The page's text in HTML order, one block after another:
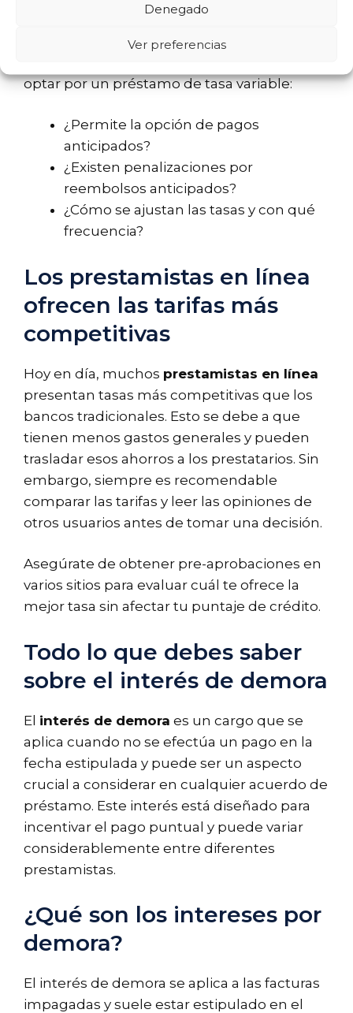
Denegado
Ver preferencias
optar por un préstamo de tasa variable:
¿Permite la opción de pagos
anticipados?
¿Existen penalizaciones por
reembolsos anticipados?
¿Cómo se ajustan las tasas y con qué
frecuencia?
Los prestamistas en línea
ofrecen las tarifas más
competitivas
Hoy en día, muchos prestamistas en línea
presentan tasas más competitivas que los
bancos tradicionales. Esto se debe a que
tienen menos gastos generales y pueden
trasladar esos ahorros a los prestatarios. Sin
embargo, siempre es recomendable
comparar las tarifas y leer las opiniones de
otros usuarios antes de tomar una decisión.
Asegúrate de obtener pre-aprobaciones en
varios sitios para evaluar cuál te ofrece la
mejor tasa sin afectar tu puntaje de crédito.
Todo lo que debes saber
sobre el interés de demora
El interés de demora es un cargo que se
aplica cuando no se efectúa un pago en la
fecha estipulada y puede ser un aspecto
crucial a considerar en cualquier acuerdo de
préstamo. Este interés está diseñado para
incentivar el pago puntual y puede variar
considerablemente entre diferentes
prestamistas.
¿Qué son los intereses por
demora?
El interés de demora se aplica a las facturas
impagadas y suele estar estipulado en el